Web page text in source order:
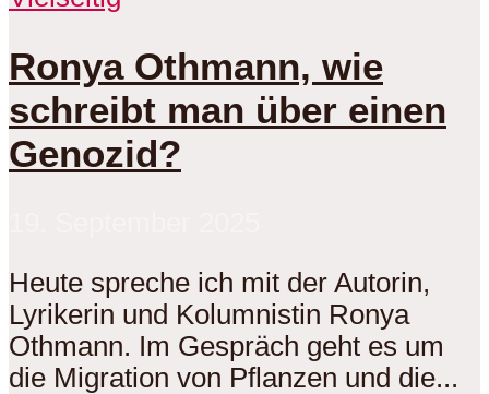
Ronya Othmann, wie
schreibt man über einen
Genozid?
Heute spreche ich mit der Autorin,
Lyrikerin und Kolumnistin Ronya
Othmann. Im Gespräch geht es um
die Migration von Pflanzen und die...